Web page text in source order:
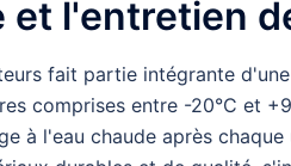
et l'entretien
fait partie intégrante
comprises entre -20°C et
à l'eau chaude après